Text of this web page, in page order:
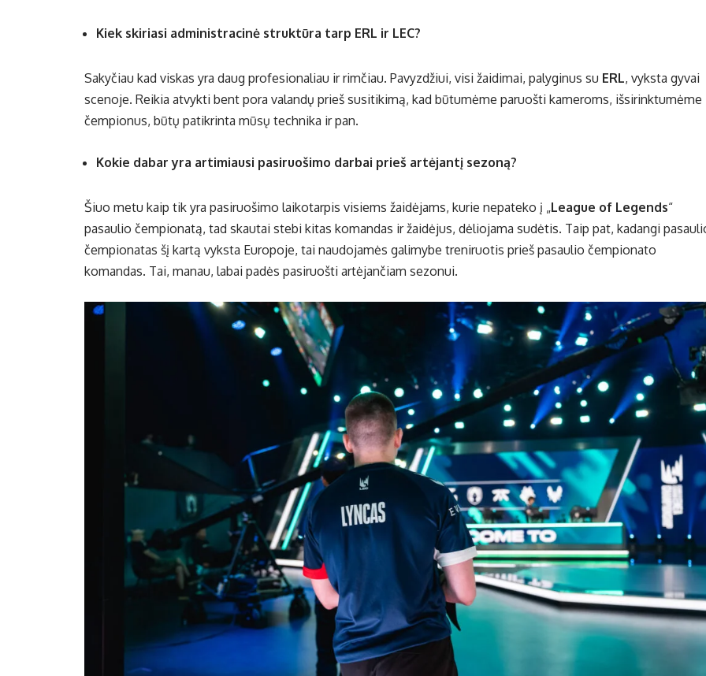
Kiek skiriasi administracinė struktūra tarp ERL ir LEC?
Sakyčiau kad viskas yra daug profesionaliau ir rimčiau. Pavyzdžiui, visi žaidimai, palyginus su ERL, vyksta gyvai
scenoje. Reikia atvykti bent pora valandų prieš susitikimą, kad būtumėme paruošti kameroms, išsirinktumėme
čempionus, būtų patikrinta mūsų technika ir pan.
Kokie dabar yra artimiausi pasiruošimo darbai prieš artėjantį sezoną?
Šiuo metu kaip tik yra pasiruošimo laikotarpis visiems žaidėjams, kurie nepateko į „League of Legends“
pasaulio čempionatą, tad skautai stebi kitas komandas ir žaidėjus, dėliojama sudėtis. Taip pat, kadangi
čempionatas šį kartą vyksta Europoje, tai naudojamės galimybe treniruotis prieš pasaulio čempionato
komandas. Tai, manau, labai padės pasiruošti artėjančiam sezonui.